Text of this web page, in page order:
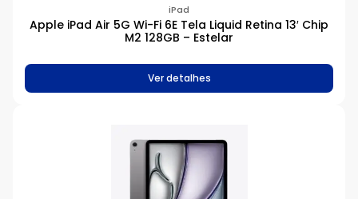
iPad
Apple iPad Air 5G Wi-Fi 6E Tela Liquid Retina 13′ Chip
M2 128GB – Estelar
Ver detalhes